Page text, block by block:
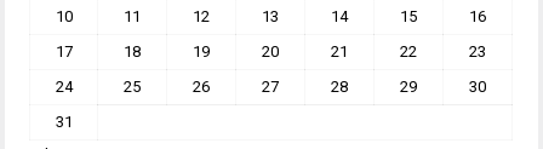
10
11 12 13 14 15
16
17
18 19 20 21 22
23
24
25 26 27 28 29
30
31